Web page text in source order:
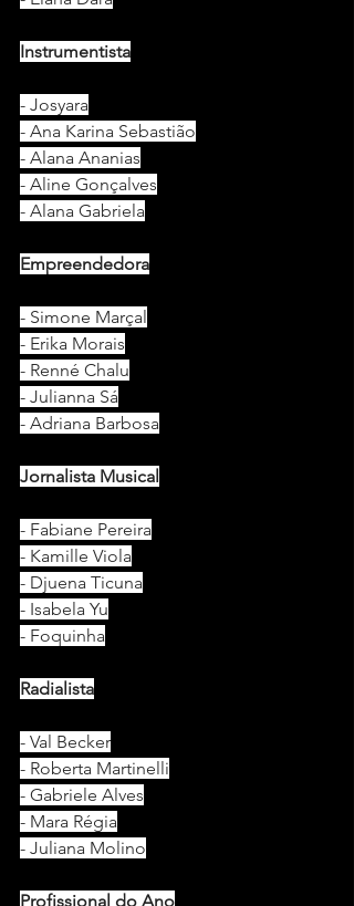
Instrumentista
- Josyara
- Ana Karina Sebastião
- Alana Ananias
- Aline Gonçalves
- Alana Gabriela
Empreendedora
- Simone Marçal
- Erika Morais
- Renné Chalu
- Julianna Sá
- Adriana Barbosa
Jornalista Musical
- Fabiane Pereira
- Kamille Viola
- Djuena Ticuna
- Isabela Yu
- Foquinha
Radialista
- Val Becker
- Roberta Martinelli
- Gabriele Alves
- Mara Régia
- Juliana Molino
Profissional do Ano